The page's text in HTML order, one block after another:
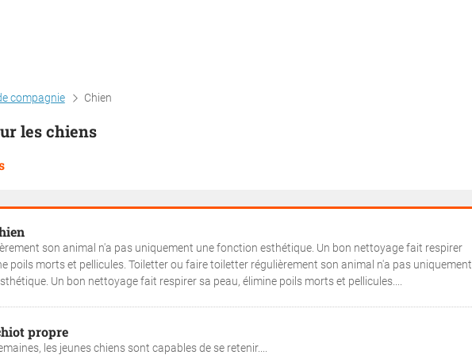
compagnie Chien
les chiens
son animal n'a pas uniquement une fonction esthétique. Un bon nettoyage fait respirer
poils morts et pellicules. Toiletter ou faire toiletter régulièrement son animal n'a pas uniquement
Un bon nettoyage fait respirer sa peau, élimine poils morts et pellicules....
propre
les jeunes chiens sont capables de se retenir....